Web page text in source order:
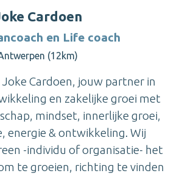
Cardoen
en Life coach
(12km)
Cardoen, jouw partner in
en zakelijke groei met
mindset, innerlijke groei,
energie & ontwikkeling. Wij
-individu of organisatie- het
te groeien, richting te vinden